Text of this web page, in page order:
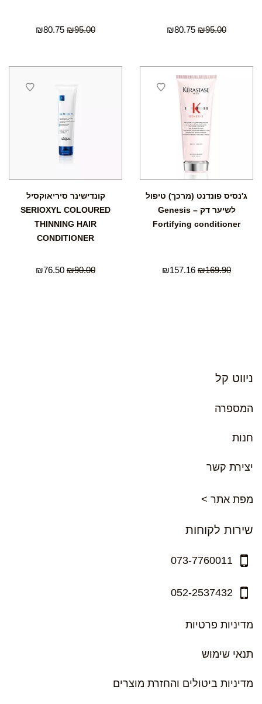
₪95.00
₪80.75
₪95.00
₪80.75
ג'נסיס פונדנט (מרכך) טיפול
לשיער דק – Genesis
Fortifying conditioner
₪169.90
₪157.16
קונדישינר סיריאוקסיל
SERIOXYL COLOURED
THINNING HAIR
CONDITIONER
₪90.00
₪76.50
ניווט קל
המספרה
חנות
יצירת קשר
מפת אתר >
שירות לקוחות
073-7760011
052-2537432
מדיניות פרטיות
תנאי שימוש
מדיניות ביטולים והחזרת מוצרים